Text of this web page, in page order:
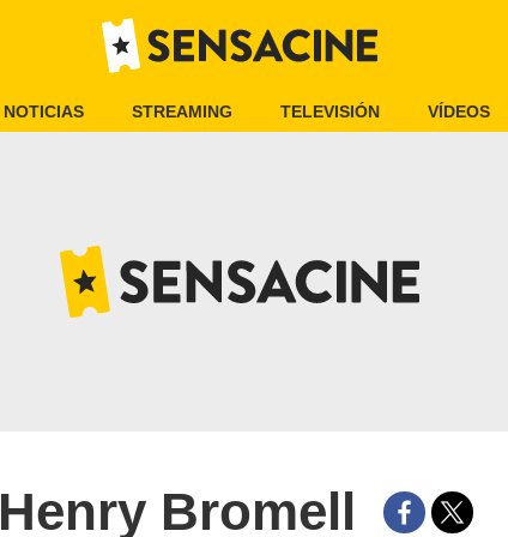
NOTICIAS STREAMING TELEVISIÓN VÍDEOS
Henry Bromell